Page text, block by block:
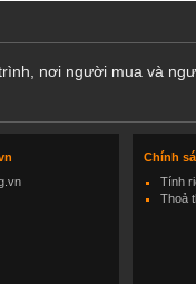
nơi người mua và
Chính
Tính
Thoả